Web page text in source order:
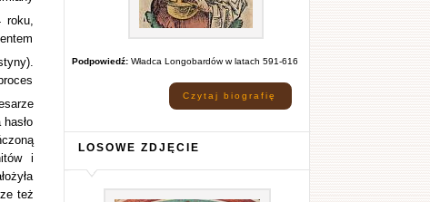
i
też
Podpowiedź:Władca Longobardów w latach 591-616
Czytaj biografię
LOSOWE ZDJĘCIE